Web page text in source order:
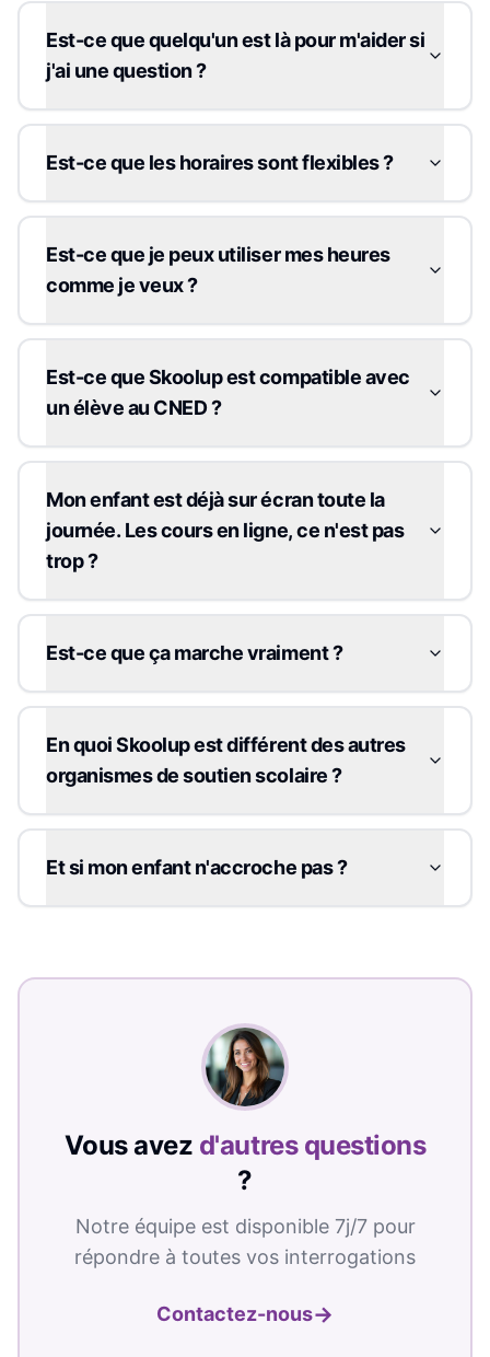
Est-ce que quelqu'un est là pour m'aider si
j'ai une question ?
Est-ce que les horaires sont flexibles ?
Est-ce que je peux utiliser mes heures
comme je veux ?
Est-ce que Skoolup est compatible avec
un élève au CNED ?
Mon enfant est déjà sur écran toute la
journée. Les cours en ligne, ce n'est pas
trop ?
Est-ce que ça marche vraiment ?
En quoi Skoolup est différent des autres
organismes de soutien scolaire ?
Et si mon enfant n'accroche pas ?
Vous avez d'autres questions
?
Notre équipe est disponible 7j/7 pour
répondre à toutes vos interrogations
Contactez-nous→